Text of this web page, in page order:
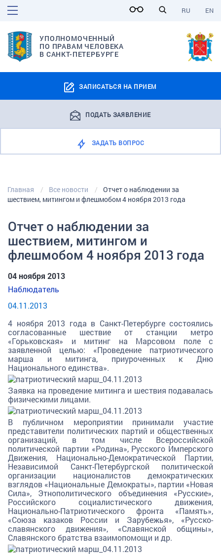
EN
RU
УПОЛНОМОЧЕННЫЙ
ПО ПРАВАМ ЧЕЛОВЕКА
В САНКТ-ПЕТЕРБУРГЕ
ЗАПИСАТЬСЯ НА ПРИЕМ
ПОДАТЬ ЗАЯВЛЕНИЕ
ЗАДАТЬ ВОПРОС
Главная Все новости
Отчет о наблюдении за
шествием, митингом и флешмобом 4 ноября 2013 года
Отчет о наблюдении за
шествием, митингом и
флешмобом 4 ноября 2013 года
04 ноября 2013
Наблюдатель
04.11.2013
4 ноября 2013 года в Санкт-Петербурге состоялись
согласованные шествие от станции метро
«Горьковская» и митинг на Марсовом поле с
заявленной целью: «Проведение патриотического
марша и митинга, приуроченных к Дню
Национального единства».
Заявка на проведение митинга и шествия подавалась
физическими лицами.
В публичном мероприятии принимали участие
представители политических партий и общественных
организаций, в том числе Всероссийской
политической партии «Родина», Русского Имперского
Движения, Национально-Демократической Партии,
Независимой Санкт-Петербургской политической
организации националистов демократических
взглядов «Национальные Демократы», партии «Новая
Сила», Этнополитического объединения «Русские»,
Российского социалистического движения,
Национально-Патриотического фронта «Память»,
«Союза казаков России и Зарубежья», «Русско-
славянского движения», «Славянской общины»,
Славянского братства взаимопомощи и др.